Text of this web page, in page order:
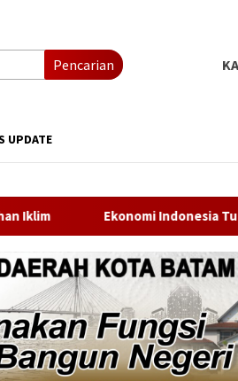
Pencarian
UPDATE
Indonesia Tumbuh 5,3 Persen